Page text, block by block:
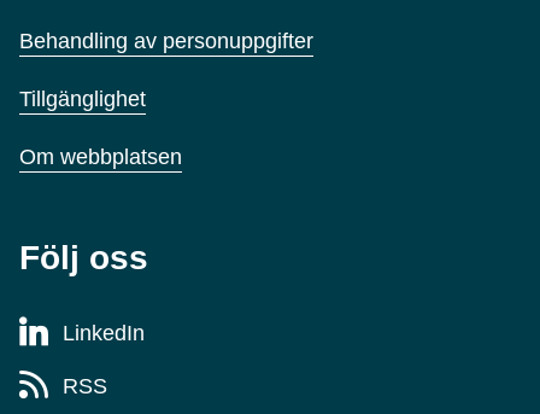
Behandling av personuppgifter
Tillgänglighet
Om webbplatsen
Följ oss
LinkedIn
RSS